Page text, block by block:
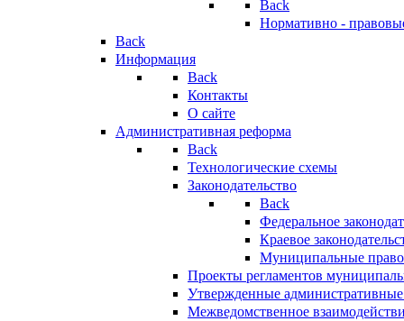
Back
Нормативно -
Back
Информация
Back
Контакты
О сайте
Административная реформа
Back
Технологические схемы
Законодательство
Back
Федеральное
Краевое
Муниципальные
Проекты регламентов
Утвержденные
Межведомственное